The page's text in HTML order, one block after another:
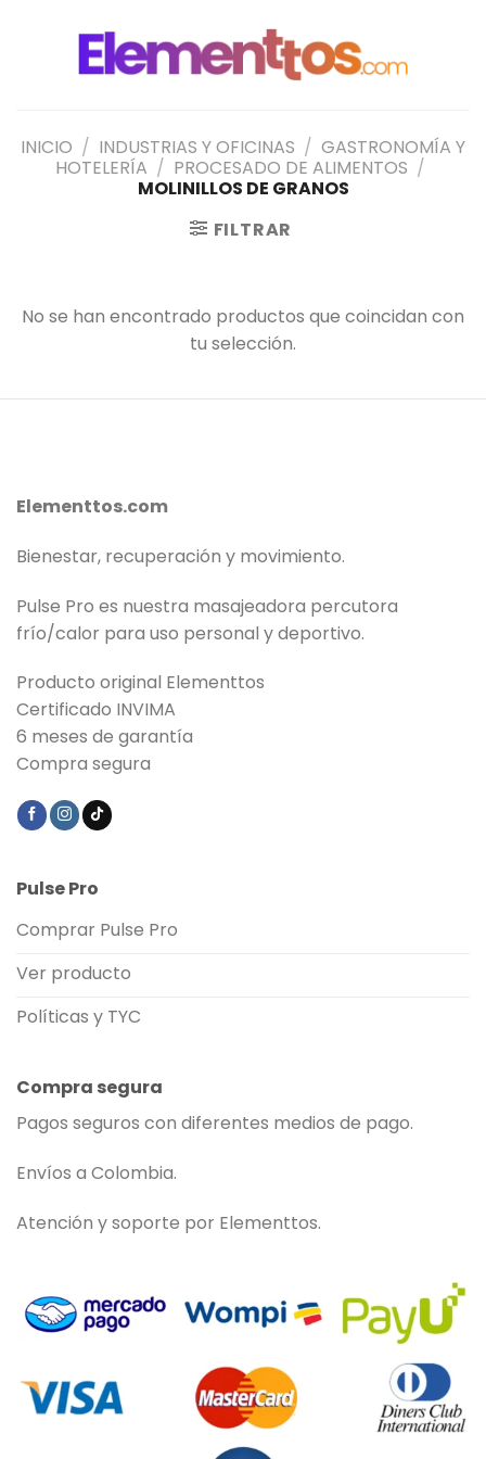
INICIO / INDUSTRIAS Y OFICINAS / GASTRONOMÍA Y
HOTELERÍA / PROCESADO DE ALIMENTOS /
MOLINILLOS DE GRANOS
FILTRAR
No se han encontrado productos que coincidan con
tu selección.
Elementtos.com
Bienestar, recuperación y movimiento.
Pulse Pro es nuestra masajeadora percutora
frío/calor para uso personal y deportivo.
Producto original Elementtos
Certificado INVIMA
6 meses de garantía
Compra segura
Pulse Pro
Comprar Pulse Pro
Ver producto
Políticas y TYC
Compra segura
Pagos seguros con diferentes medios de pago.
Envíos a Colombia.
Atención y soporte por Elementtos.